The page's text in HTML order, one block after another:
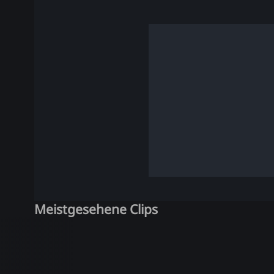
Meistgesehene Clips